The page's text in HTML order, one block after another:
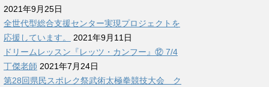
2021年9月25日
全世代型総合支援センター実現プロジェクトを
応援しています。
2021年9月11日
ドリームレッスン『レッツ・カンフー』⑫ 7/4
丁傑老師 2021年7月24日
第28回県民スポレク祭武術太極拳競技大会 ク